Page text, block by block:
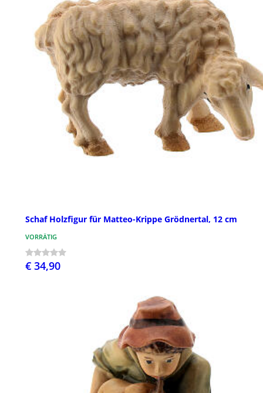
Schaf Holzfigur für Matteo-Krippe Grödnertal, 12 cm
VORRÄTIG
€ 34,90